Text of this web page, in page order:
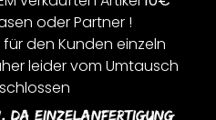
oder Partner !
den Kunden einzeln
leider vom Umtausch
Da Einzelanfertigung